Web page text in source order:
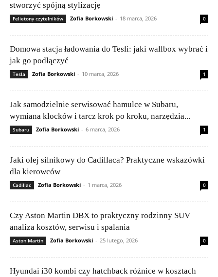
stworzyć spójną stylizację
Felietony czytelników Zofia Borkowski - 18 marca, 2026 0
Domowa stacja ładowania do Tesli: jaki wallbox wybrać i
jak go podłączyć
Tesla Zofia Borkowski - 10 marca, 2026 1
Jak samodzielnie serwisować hamulce w Subaru,
wymiana klocków i tarcz krok po kroku, narzędzia...
Subaru Zofia Borkowski - 6 marca, 2026 1
Jaki olej silnikowy do Cadillaca? Praktyczne wskazówki
dla kierowców
Cadillac Zofia Borkowski - 1 marca, 2026 0
Czy Aston Martin DBX to praktyczny rodzinny SUV
analiza kosztów, serwisu i spalania
Aston Martin Zofia Borkowski - 25 lutego, 2026 0
Hyundai i30 kombi czy hatchback różnice w kosztach